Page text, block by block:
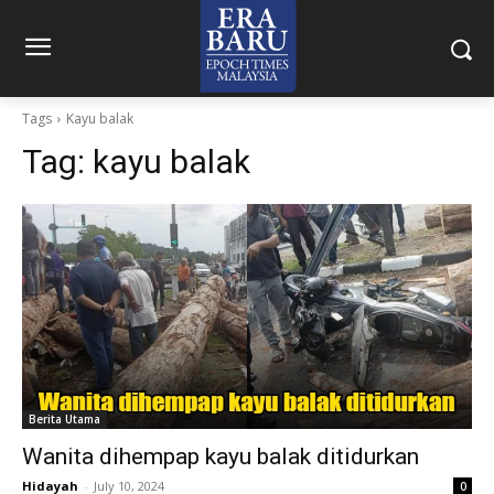
Tags Kayu balak
Tag: kayu balak
Berita Utama
Wanita dihempap kayu balak ditidurkan
Hidayah - July 10, 2024 0